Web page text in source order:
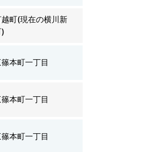
町(現在の横川新
篠本町一丁目
篠本町一丁目
篠本町一丁目